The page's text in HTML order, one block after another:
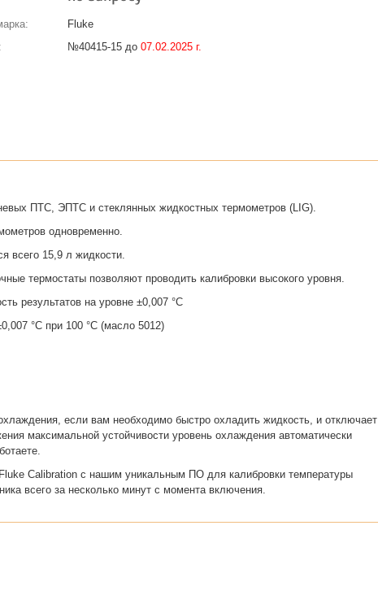
Fluke
№40415-15 до 07.02.2025 г.
ПТС, ЭПТС и стеклянных жидкостных термометров (LIG).
одновременно.
всего 15,9 л жидкости.
термостаты позволяют проводить калибровки высокого уровня.
результатов на уровне ±0,007 °C
°C при 100 °C (масло 5012)
если вам необходимо быстро охладить жидкость, и отключает
максимальной устойчивости уровень охлаждения автоматически
Calibration с нашим уникальным ПО для калибровки температуры
всего за несколько минут с момента включения.